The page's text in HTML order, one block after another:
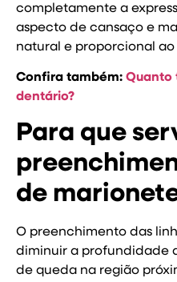
completamente a
aspecto de cansaço e
natural e proporcional
Confira também: Quanto
dentário?
Para que
de
O preenchimento das
diminuir a profundidade
de queda na região